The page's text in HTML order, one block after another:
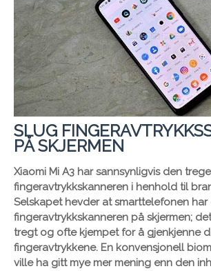
SLUG
PÅ SKJERMEN
Xiaomi Mi A3 har sannsynligvis den
fingeravtrykkskanneren i henhold til
Selskapet hevder at smarttelefonen har
fingeravtrykkskanneren på skjermen;
tregt og ofte kjempet for å gjenkjenne
fingeravtrykkene. En konvensjonell
ville ha gitt mye mer mening enn den